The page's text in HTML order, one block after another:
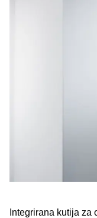
Integrirana kutija